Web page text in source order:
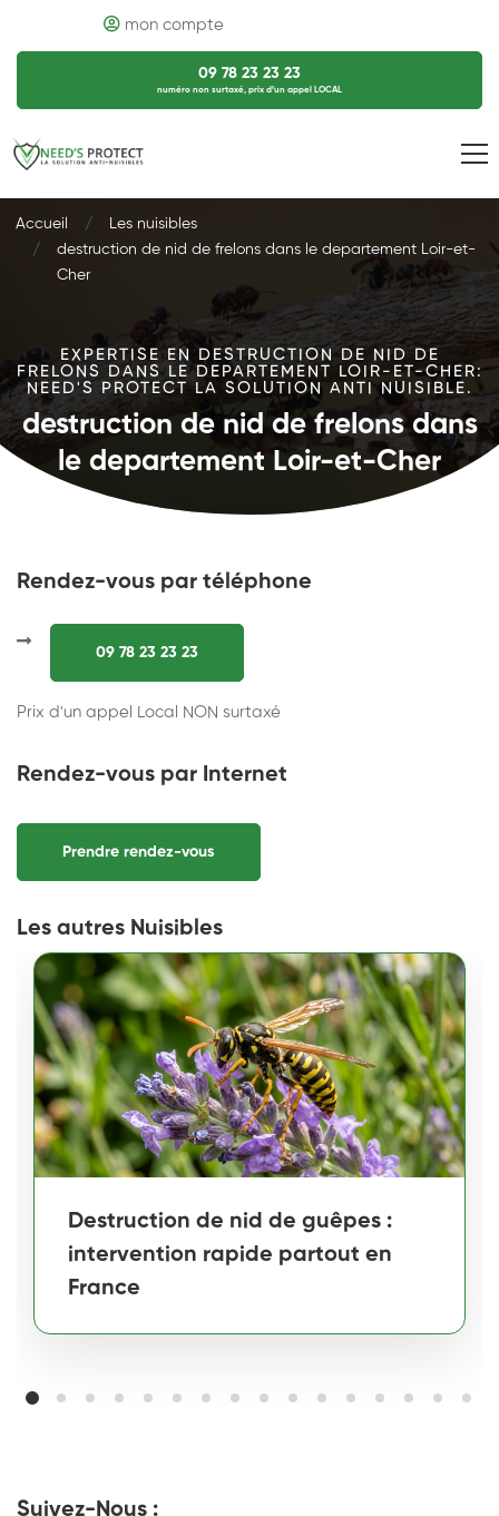
mon compte
09 78 23 23 23
numéro non surtaxé, prix d’un appel LOCAL
Accueil
Les nuisibles
destruction de nid de frelons dans le departement Loir-et-
Cher
EXPERTISE EN DESTRUCTION DE NID DE
FRELONS DANS LE DEPARTEMENT LOIR-ET-CHER:
NEED'S PROTECT LA SOLUTION ANTI NUISIBLE.
destruction de nid de frelons dans
le departement Loir-et-Cher
Rendez-vous par téléphone
09 78 23 23 23
Prix d'un appel Local NON surtaxé
Rendez-vous par Internet
Prendre rendez-vous
Les autres Nuisibles
Destruction de nid de guêpes :
intervention rapide partout en
France
Suivez-Nous :